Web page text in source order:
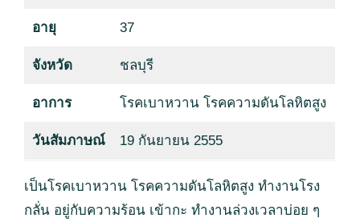
อายุ 37
จังหวัด ชลบุรี
อาการ โรคเบาหวาน โรคความดันโลหิตสูง
วันสัมภาษณ์ 19 กันยายน 2555
เป็นโรคเบาหวาน โรคความดันโลหิตสูง ทำงานโรง
กลั่น อยู่กับความร้อน เข้ากะ ทำงานล่วงเวลาบ่อย ๆ